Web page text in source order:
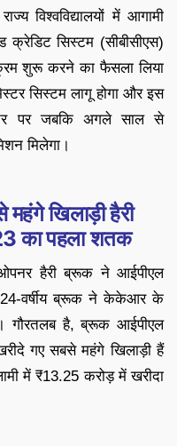
विश्वविद्यालयों में आगामी
सिस्टम (सीबीसीएस)
शुरू करने का फैसला लिया
सिस्टम लागू होगा और इस
स्तर पर जबकि अगले साल से
मिलेगा।
महंगे खिलाड़ी हैरी
का पहला शतक
हैरी ब्रूक ने आईपीएल
वर्षीय ब्रूक ने केकेआर के
गौरतलब है, ब्रूक आईपीएल
गए सबसे महंगे खिलाड़ी हैं
में ₹13.25 करोड़ में खरीदा